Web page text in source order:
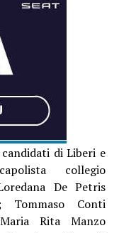
di Liberi e
collegio
De Petris
Tommaso Conti
Rita Manzo